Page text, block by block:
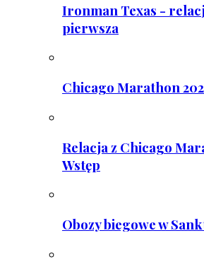
Ironman Texas -
pierwsza
Chicago Marathon
Relacja z Chicago
Wstęp
Obozy biegowe w